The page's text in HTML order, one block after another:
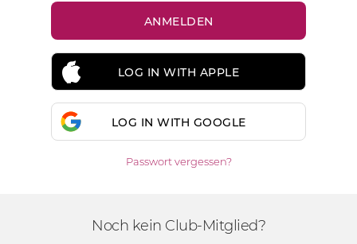
LOG IN WITH APPLE
LOG IN WITH GOOGLE
Passwort vergessen?
Noch kein Club-Mitglied?